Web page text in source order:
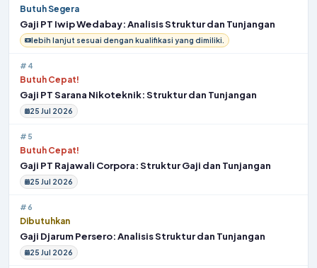
Butuh Segera
Gaji PT Iwip Wedabay: Analisis Struktur dan Tunjangan
lebih lanjut sesuai dengan kualifikasi yang dimiliki.
#4
Butuh Cepat!
Gaji PT Sarana Nikoteknik: Struktur dan Tunjangan
25 Jul 2026
#5
Butuh Cepat!
Gaji PT Rajawali Corpora: Struktur Gaji dan Tunjangan
25 Jul 2026
#6
Dibutuhkan
Gaji Djarum Persero: Analisis Struktur dan Tunjangan
25 Jul 2026